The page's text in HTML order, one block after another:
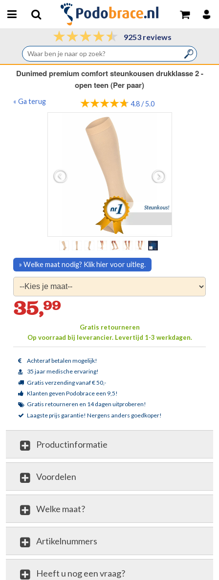
9253 reviews
Dunimed premium comfort steunkousen drukklasse 2 -
open teen (Per paar)
« Ga terug 4.8 / 5.0
Steunkous!
35,99
Gratis retourneren
Op voorraad bij leverancier.Levertijd 1-3 werkdagen.
Achteraf betalen mogelijk!
35 jaar medische ervaring!
Gratis verzending vanaf € 50,-
Klanten geven Podobrace een 9,5!
Gratis retourneren en 14 dagen uitproberen!
Laagste prijs garantie! Nergens anders goedkoper!
» Welke maat nodig? Klik hier voor uitleg.
Productinformatie
Voordelen
Welke maat?
Artikelnummers
Heeft u nog een vraag?